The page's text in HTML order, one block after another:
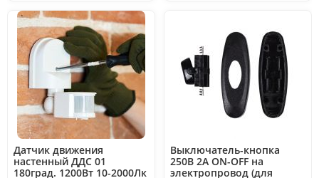
Датчик движения
настенный ДДС 01
180град. 1200Вт 10-2000Лк
Выключатель-кнопка
250В 2А ON-OFF на
электропровод (для